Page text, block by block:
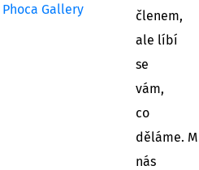
Phoca Gallery
členem,
ale líbí
se
vám,
co
děláme.
nás